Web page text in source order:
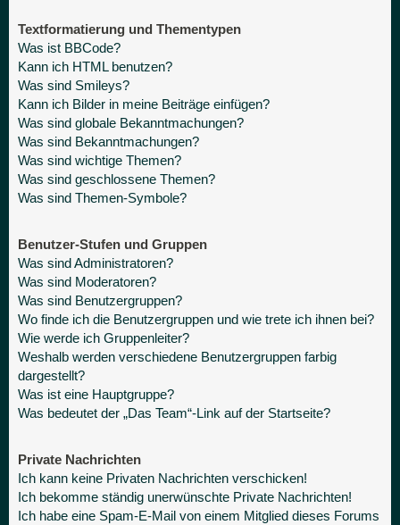
Textformatierung und Thementypen
Was ist BBCode?
Kann ich HTML benutzen?
Was sind Smileys?
Kann ich Bilder in meine Beiträge einfügen?
Was sind globale Bekanntmachungen?
Was sind Bekanntmachungen?
Was sind wichtige Themen?
Was sind geschlossene Themen?
Was sind Themen-Symbole?
Benutzer-Stufen und Gruppen
Was sind Administratoren?
Was sind Moderatoren?
Was sind Benutzergruppen?
Wo finde ich die Benutzergruppen und wie trete ich ihnen bei?
Wie werde ich Gruppenleiter?
Weshalb werden verschiedene Benutzergruppen farbig
dargestellt?
Was ist eine Hauptgruppe?
Was bedeutet der „Das Team“-Link auf der Startseite?
Private Nachrichten
Ich kann keine Privaten Nachrichten verschicken!
Ich bekomme ständig unerwünschte Private Nachrichten!
Ich habe eine Spam-E-Mail von einem Mitglied dieses Forums